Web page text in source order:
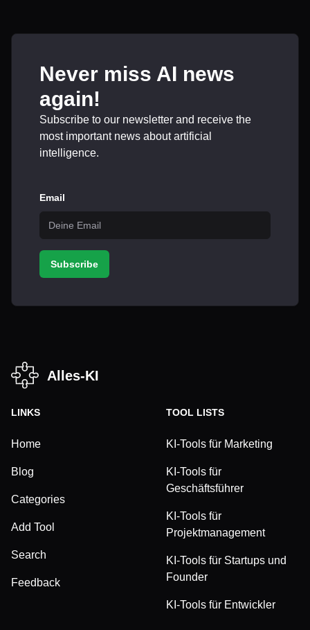
Never miss AI news
again!
Subscribe to our newsletter and receive the
most important news about artificial
intelligence.
Email
Subscribe
Alles-KI
LINKS
Home
Blog
Categories
Add Tool
Search
Feedback
TOOL LISTS
KI-Tools für Marketing
KI-Tools für
Geschäftsführer
KI-Tools für
Projektmanagement
KI-Tools für Startups und
Founder
KI-Tools für Entwickler